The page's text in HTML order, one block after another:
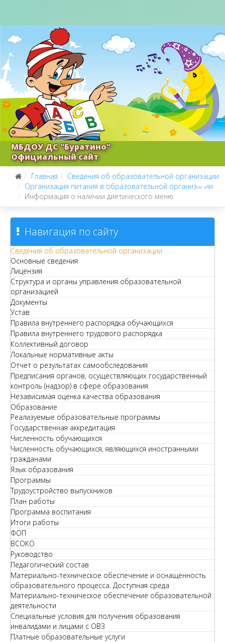
МБДОУ ДС "Буратино"
Официальный сайт
Главная
Сведения об образовательной организации
Организация питания в образовательной организации
Информация о наличии диетического меню
Навигация по сайту
Сведения об образовательной организации
Основные сведения
Лицензия
Структура и органы управления образовательной
организацией
Документы
Устав
Правила внутреннего распорядка обучающихся
Правила внутреннего трудового распорядка
Коллективный договор
Локальные нормативные акты
Отчет о результатах самообследования
Предписания органов, осуществляющих государственный
контроль (надзор) в сфере образования
Независимая оценка качества образования
Образование
Реализуемые образовательные программы
Государственная аккредитация
Численность обучающихся
Численность обучающихся, являющихся иностранными
гражданами
Язык образования
Программы
Трудоустройство выпускников
План работы
Программа воспитания
Итоги работы
ФОП
ВСОКО
Руководство
Педагогический состав
Материально-техническое обеспечение и оснащенность
образовательного процесса. Доступная среда
Материально-техническое обеспечение образовательной
деятельности
Специальные условия для получения образования
инвалидами и лицами с ОВЗ
Платные образовательные услуги